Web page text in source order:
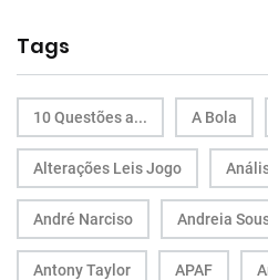
Tags
10 Questões a... A Bola
Alterações Leis Jogo
André Narciso Andreia
Antony Taylor APAF